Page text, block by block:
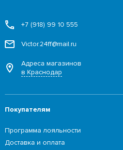
+7 (918) 99 10 555
Victor.24ff@mail.ru
Адреса магазинов
в Краснодар
Покупателям
Программа лояльности
Доставка и оплата